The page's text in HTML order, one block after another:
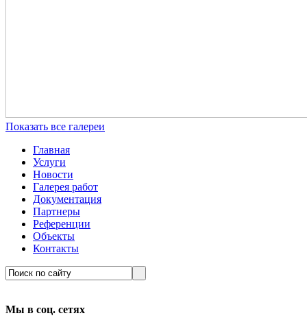
Показать все галереи
Главная
Услуги
Новости
Галерея работ
Документация
Партнеры
Референции
Объекты
Контакты
Мы в соц. сетях